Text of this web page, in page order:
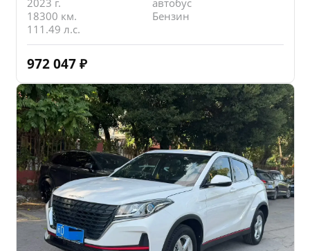
2023 г.
автобус
18300 км.
Бензин
111.49 л.с.
972 047 ₽